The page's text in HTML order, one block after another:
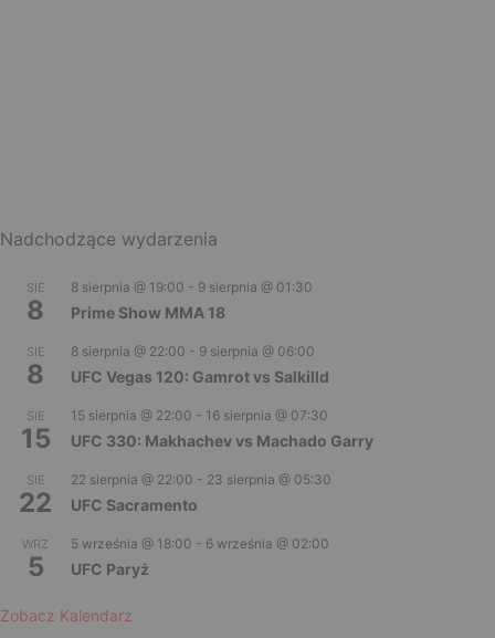
Nadchodzące wydarzenia
SIE
8
8 sierpnia @ 19:00 - 9 sierpnia @ 01:30
Prime Show MMA 18
SIE
8
8 sierpnia @ 22:00 - 9 sierpnia @ 06:00
UFC Vegas 120: Gamrot vs Salkilld
SIE
15
15 sierpnia @ 22:00 - 16 sierpnia @ 07:30
UFC 330: Makhachev vs Machado Garry
SIE
22
22 sierpnia @ 22:00 - 23 sierpnia @ 05:30
UFC Sacramento
WRZ
5
5 września @ 18:00 - 6 września @ 02:00
UFC Paryż
Zobacz Kalendarz